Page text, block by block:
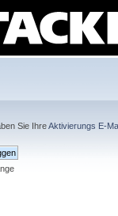
Sie IhreAktivierungs E-